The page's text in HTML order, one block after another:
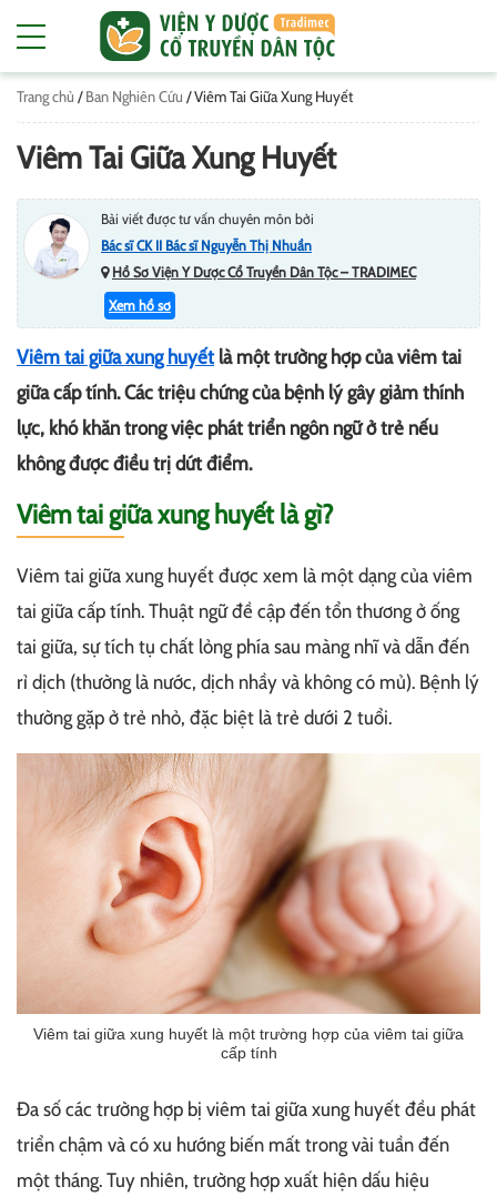
Trang chủ /Ban Nghiên Cứu /Viêm Tai Giữa Xung Huyết
Viêm Tai Giữa Xung Huyết
Bài viết được tư vấn chuyên môn bởi
Bác sĩ CK II Bác sĩ Nguyễn Thị Nhuần
Hồ Sơ Viện Y Dược Cổ Truyền Dân Tộc – TRADIMEC
Xem hồ sơ
Viêm tai giữa xung huyếtlà một trường hợp của viêm tai
giữa cấp tính. Các triệu chứng của bệnh lý gây giảm thính
lực, khó khăn trong việc phát triển ngôn ngữ ở trẻ nếu
không được điều trị dứt điểm.
Viêm tai giữa xung huyết là gì?
Viêm tai giữa xung huyết được xem là một dạng của viêm
tai giữa cấp tính. Thuật ngữ đề cập đến tổn thương ở ống
tai giữa, sự tích tụ chất lỏng phía sau màng nhĩ và dẫn đến
rỉ dịch (thường là nước, dịch nhầy và không có mủ). Bệnh lý
thường gặp ở trẻ nhỏ, đặc biệt là trẻ dưới 2 tuổi.
Viêm tai giữa xung huyết là một trường hợp của viêm tai giữa
cấp tính
Đa số các trường hợp bị viêm tai giữa xung huyết đều phát
triển chậm và có xu hướng biến mất trong vài tuần đến
một tháng. Tuy nhiên, trường hợp xuất hiện dấu hiệu